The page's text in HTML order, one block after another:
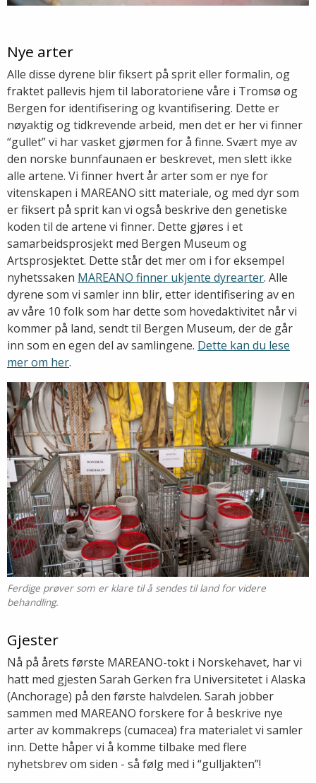
Nye arter
Alle disse dyrene blir fiksert på sprit eller formalin, og
fraktet pallevis hjem til laboratoriene våre i Tromsø og
Bergen for identifisering og kvantifisering. Dette er
nøyaktig og tidkrevende arbeid, men det er her vi finner
“gullet” vi har vasket gjørmen for å finne. Svært mye av
den norske bunnfaunaen er beskrevet, men slett ikke
alle artene. Vi finner hvert år arter som er nye for
vitenskapen i MAREANO sitt materiale, og med dyr som
er fiksert på sprit kan vi også beskrive den genetiske
koden til de artene vi finner. Dette gjøres i et
samarbeidsprosjekt med Bergen Museum og
Artsprosjektet. Dette står det mer om i for eksempel
nyhetssaken MAREANO finner ukjente dyrearter. Alle
dyrene som vi samler inn blir, etter identifisering av en
av våre 10 folk som har dette som hovedaktivitet når vi
kommer på land, sendt til Bergen Museum, der de går
inn som en egen del av samlingene. Dette kan du lese
mer om her.
Ferdige prøver som er klare til å sendes til land for videre
behandling.
Gjester
Nå på årets første MAREANO-tokt i Norskehavet, har vi
hatt med gjesten Sarah Gerken fra Universitetet i Alaska
(Anchorage) på den første halvdelen. Sarah jobber
sammen med MAREANO forskere for å beskrive nye
arter av kommakreps (cumacea) fra materialet vi samler
inn. Dette håper vi å komme tilbake med flere
nyhetsbrev om siden - så følg med i “gulljakten”!